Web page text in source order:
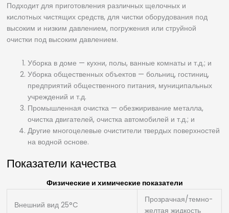
Подходит для приготовления различных щелочных и
кислотных чистящих средств, для чистки оборудования под
высоким и низким давлением, погружения или струйной
очистки под высоким давлением.
Уборка в доме — кухни, полы, ванные комнаты и т.д.; и
Уборка общественных объектов — больниц, гостиниц,
предприятий общественного питания, муниципальных
учреждений и т.д.
Промышленная очистка — обезжиривание металла,
очистка двигателей, очистка автомобилей и т.д.; и
Другие многоцелевые очистители твердых поверхностей
на водной основе.
Показатели качества
Физические и химические показатели
Внешний вид 25°C
Прозрачная/темно-
желтая жидкость